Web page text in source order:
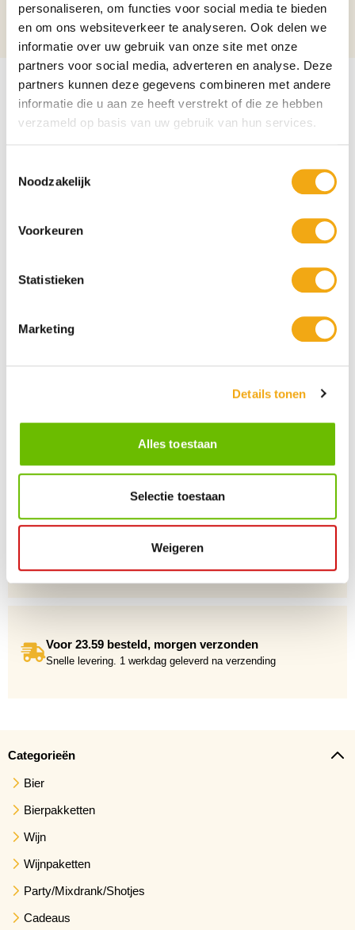
personaliseren, om functies voor social media te bieden
en om ons websiteverkeer te analyseren. Ook delen we
informatie over uw gebruik van onze site met onze
partners voor social media, adverteren en analyse. Deze
partners kunnen deze gegevens combineren met andere
informatie die u aan ze heeft verstrekt of die ze hebben
verzameld op basis van uw gebruik van hun services.
Noodzakelijk
Voorkeuren
Statistieken
Marketing
Details tonen
Alles toestaan
Selectie toestaan
Weigeren
Alcoholpercentage 5%
Persoonlijke klantenservice
vakkundige klantenservice klaar.
+10 Jaar dé drankengroothandel
Gratis verzending vanaf €75,-
Voor 23.59 besteld, morgen verzonden
Snelle levering. 1 werkdag geleverd na verzending
Categorieën
Bier
Bierpakketten
Wijn
Wijnpaketten
Party/Mixdrank/Shotjes
Cadeaus